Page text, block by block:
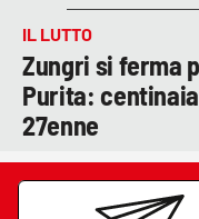
IL LUTTO
Zungri si ferma
Purita:
27enne